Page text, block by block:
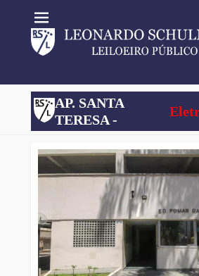
AP. SANTA
TERESA -